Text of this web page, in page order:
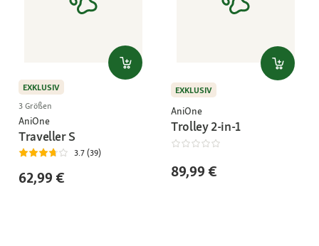
EXKLUSIV
3 Größen
AniOne
Traveller S
3.7 (39)
62,99 €
EXKLUSIV
AniOne
Trolley 2-in-1
89,99 €